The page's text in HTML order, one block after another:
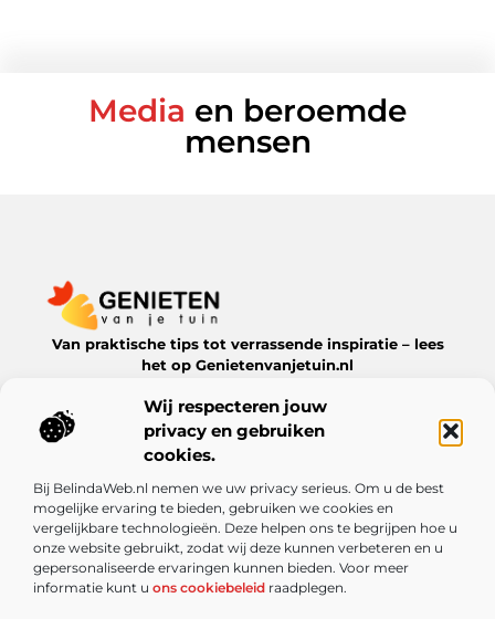
Wij respecteren jouw
privacy en gebruiken
cookies.
Bij BelindaWeb.nl nemen we uw privacy serieus. Om u de best
mogelijke ervaring te bieden, gebruiken we cookies en
vergelijkbare technologieën. Deze helpen ons te begrijpen hoe u
onze website gebruikt, zodat wij deze kunnen verbeteren en u
gepersonaliseerde ervaringen kunnen bieden. Voor meer
informatie kunt u ons cookiebeleid raadplegen.
Media en beroemde
mensen
Van praktische tips tot verrassende inspiratie – lees
het op Genietenvanjetuin.nl
leefomgeving te bieden heeft.
Bericht categorie
Onze informatie